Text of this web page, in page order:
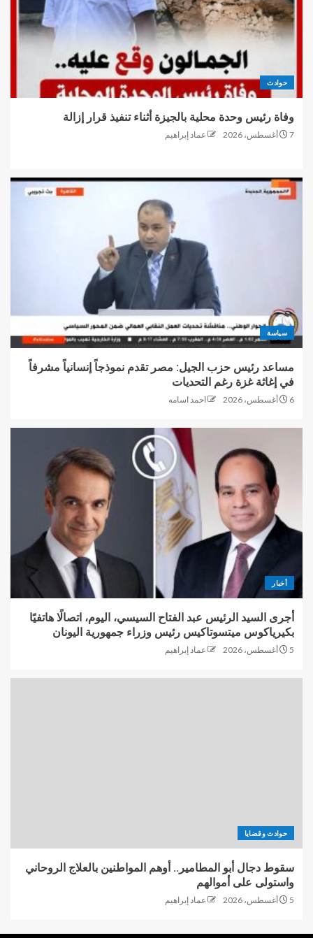
حوادث
وفاة رئيس وحدة محلية بالجيزة أثناء تنفيذ قرار إزالة
7 أغسطس، 2026 عماد إبراهيم
سياسة
مساعد رئيس حزب الجيل: مصر تقدم نموذجاً إنسانياً مشرفاً
في إغاثة غزة رغم التحديات
6 أغسطس، 2026 احمد اسامه
أخبار
أجرى السيد الرئيس عبد الفتاح السيسي، اليوم، اتصالًا هاتفيًا
بكيرياكوس ميتسوتاكيس رئيس وزراء جمهورية اليونان
5 أغسطس، 2026 عماد إبراهيم
حوادث وقضايا
سقوط دجال أبو المطامير.. أوهم المواطنين بالعلاج الروحاني
واستولى على أموالهم
5 أغسطس، 2026 عماد إبراهيم